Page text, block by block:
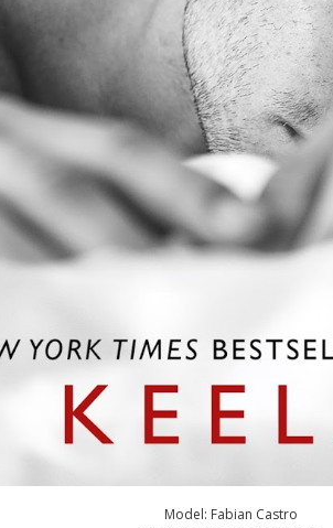
Model: Fabian Castro